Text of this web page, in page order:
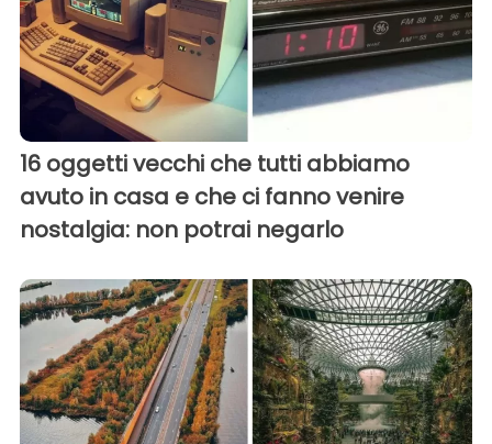
16 oggetti vecchi che tutti abbiamo
avuto in casa e che ci fanno venire
nostalgia: non potrai negarlo